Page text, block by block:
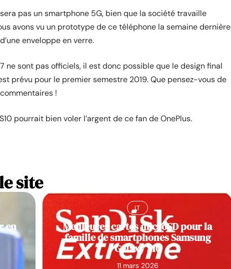
pas un smartphone 5G, bien que la société travaille
avons vu un prototype de ce téléphone la semaine dernière
enveloppe en verre.
ne sont pas officiels, il est donc possible que le design final
prévu pour le premier semestre 2019. Que pensez-vous de
!
pourrait bien voler l’argent de ce fan de OnePlus.
site
en
IT
Meilleures cartes microSD pour la
famille de smartphones Samsung
Galaxy S10
11 mars 2026